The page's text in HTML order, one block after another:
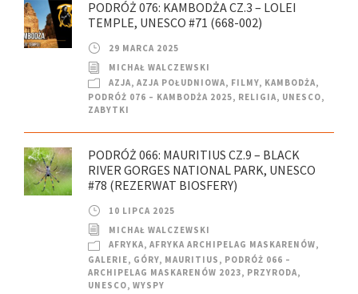
PODRÓŻ 076: KAMBODŻA CZ.3 – LOLEI
TEMPLE, UNESCO #71 (668-002)
29 MARCA 2025
MICHAŁ WALCZEWSKI
AZJA, AZJA POŁUDNIOWA, FILMY, KAMBODŻA,
PODRÓŻ 076 – KAMBODŻA 2025, RELIGIA, UNESCO,
ZABYTKI
PODRÓŻ 066: MAURITIUS CZ.9 – BLACK
RIVER GORGES NATIONAL PARK, UNESCO
#78 (REZERWAT BIOSFERY)
10 LIPCA 2025
MICHAŁ WALCZEWSKI
AFRYKA, AFRYKA ARCHIPELAG MASKARENÓW,
GALERIE, GÓRY, MAURITIUS , PODRÓŻ 066 –
ARCHIPELAG MASKARENÓW 2023, PRZYRODA,
UNESCO, WYSPY